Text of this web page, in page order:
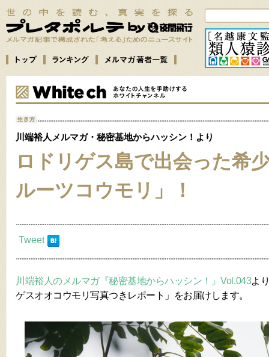
川端裕人メルマガ・秘密基地からハッシン！より
ロドリゲス島で出会った希
ルーツコウモリ」！
Tweet
川端裕人のメルマガ『秘密基地からハッシン！』Vol.043よ
ゲスオオコウモリ写真つきレポート」をお届けします。